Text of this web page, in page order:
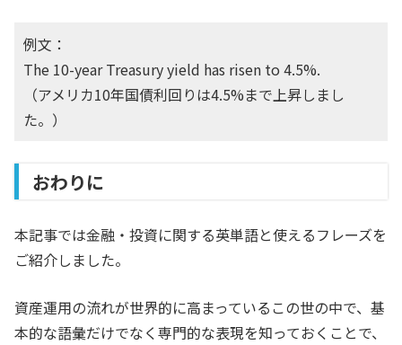
例文：
The 10-year Treasury yield has risen to 4.5%.
（アメリカ10年国債利回りは4.5%まで上昇しまし
た。）
おわりに
本記事では金融・投資に関する英単語と使えるフレーズを
ご紹介しました。
資産運用の流れが世界的に高まっているこの世の中で、基
本的な語彙だけでなく専門的な表現を知っておくことで、